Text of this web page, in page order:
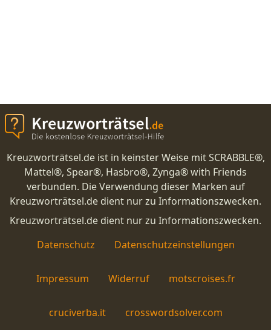
Kreuzworträtsel.de ist in keinster Weise mit SCRABBLE®,
Mattel®, Spear®, Hasbro®, Zynga® with Friends
verbunden. Die Verwendung dieser Marken auf
Kreuzworträtsel.de dient nur zu Informationszwecken.
Kreuzworträtsel.de dient nur zu Informationszwecken.
Datenschutz
Datenschutzeinstellungen
Impressum Widerruf motscroises.fr
cruciverba.it crosswordsolver.com